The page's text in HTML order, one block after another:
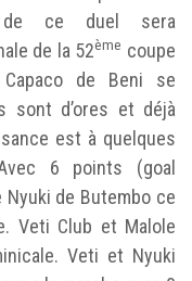
de ce duel sera
de la 52ème coupe
de Beni se
sont d’ores et déjà
est à quelques
6 points (goal
Nyuki de Butembo ce
Veti Club et Malole
Veti et Nyuki